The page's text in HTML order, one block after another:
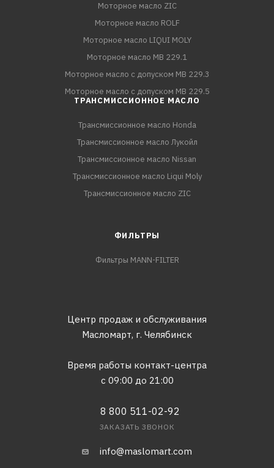
Моторное масло ZIC
Моторное масло ROLF
Моторное масло LIQUI MOLY
Моторное масло MB 229.1
Моторное масло с допуском MB 229.3
Моторное масло с допуском MB 229.5
ТРАНСМИССИОННОЕ МАСЛО
Трансмиссионное масло Honda
Трансмиссионное масло Лукойл
Трансмиссионное масло Nissan
Трансмиссионное масло Liqui Moly
Трансмиссионное масло ZIC
ФИЛЬТРЫ
Фильтры MANN-FILTER
Центр продаж и обслуживания
Масломарт, г. Челябинск
Время работы контакт-центра
с 09:00 до 21:00
8 800 511-02-92
ЗАКАЗАТЬ ЗВОНОК
info@maslomart.com